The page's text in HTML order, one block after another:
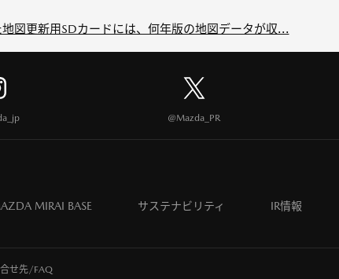
地図更新用SDカードには、何年版の地図データが収...
@Mazda_PR
MIRAI BASE サステナビリティ IR情報
せ先/FAQ